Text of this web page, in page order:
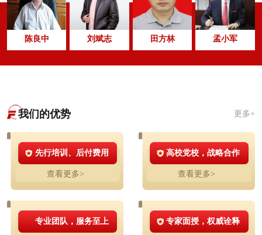
陈良中 刘斌志 田方林 孟小军
我们的优势 更多+
先行培训、后付费用
查看更多>
高校党校，战略合作
查看更多>
专业团队，服务至上 专家面授，权威诠释